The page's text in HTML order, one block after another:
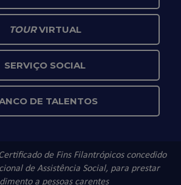
TOURVIRTUAL
SERVIÇO SOCIAL
DE TALENTOS
de Fins Filantrópicos concedido
de Assistência Social, para prestar
a pessoas carentes